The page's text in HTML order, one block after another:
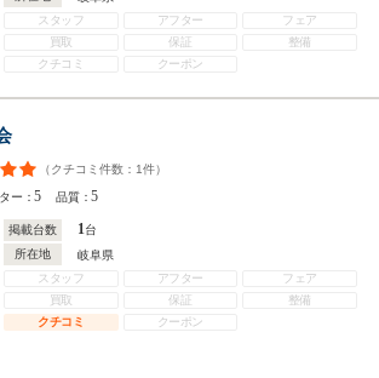
スタッフ
アフター
フェア
買取
保証
整備
クチコミ
クーポン
（クチコミ件数： 1件）
ー：5 品質：5
掲載台数 1台
所在地
岐阜県
スタッフ
アフター
フェア
買取
保証
整備
クチコミ
クーポン